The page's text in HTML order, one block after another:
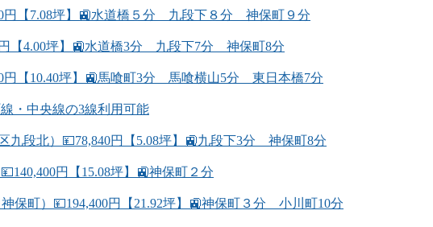
円【7.08坪】🚉水道橋５分 九段下８分 神保町９分
【4.00坪】🚉水道橋3分 九段下7分 神保町8分
円【10.40坪】🚉馬喰町3分 馬喰横山5分 東日本橋7分
・中央線の3線利用可能
九段北）💴78,840円【5.08坪】🚉九段下3分 神保町8分
円【15.08坪】🚉神保町２分
保町）💴194,400円【21.92坪】🚉神保町３分 小川町10分